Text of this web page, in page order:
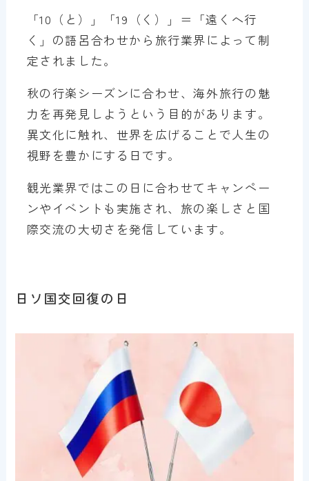
「10（と）」「19（く）」＝「遠くへ行
く」の語呂合わせから旅行業界によって制
定されました。
秋の行楽シーズンに合わせ、海外旅行の魅
力を再発見しようという目的があります。
異文化に触れ、世界を広げることで人生の
視野を豊かにする日です。
観光業界ではこの日に合わせてキャンペー
ンやイベントも実施され、旅の楽しさと国
際交流の大切さを発信しています。
日ソ国交回復の日